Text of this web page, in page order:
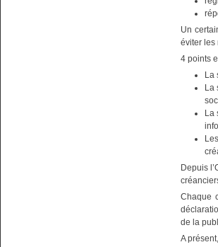
Un
éviter les
4 points
La
La
La
Depuis
Chaque
de la
A